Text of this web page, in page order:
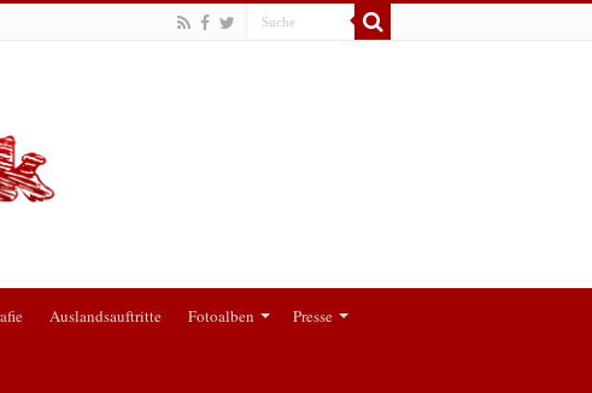
Auslandsauftritte Fotoalben Presse